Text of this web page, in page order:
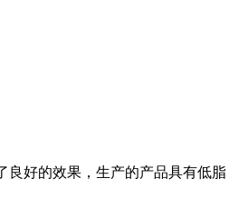
良好的效果，生产的产品具有低脂